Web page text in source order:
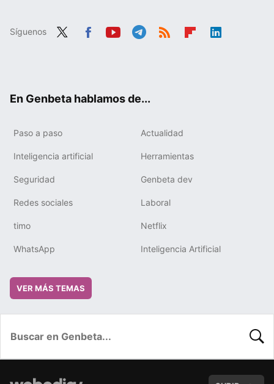
Síguenos
En Genbeta hablamos de...
Paso a paso Actualidad
Inteligencia artificial Herramientas
Seguridad Genbeta dev
Redes sociales Laboral
timo Netflix
WhatsApp Inteligencia Artificial
VER MÁS TEMAS